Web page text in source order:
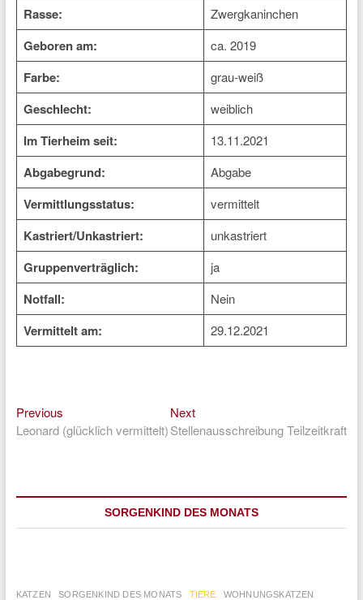
Rasse: Zwergkaninchen
Geboren am: ca. 2019
Farbe: grau-weiß
Geschlecht: weiblich
Im Tierheim seit: 13.11.2021
Abgabegrund: Abgabe
Vermittlungsstatus: vermittelt
Kastriert/Unkastriert: unkastriert
Gruppenverträglich: ja
Notfall: Nein
Vermittelt am: 29.12.2021
Beitragsnavigation
PreviousPrevious
post:
Leonard (glücklich vermittelt)
NextNext
post:
Stellenausschreibung Teilzeitkraft
SORGENKIND DES MONATS
KATZEN SORGENKIND DES MONATS TIERE WOHNUNGSKATZEN